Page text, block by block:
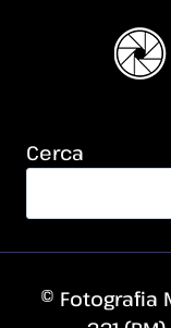
Cerca
© Fotografia